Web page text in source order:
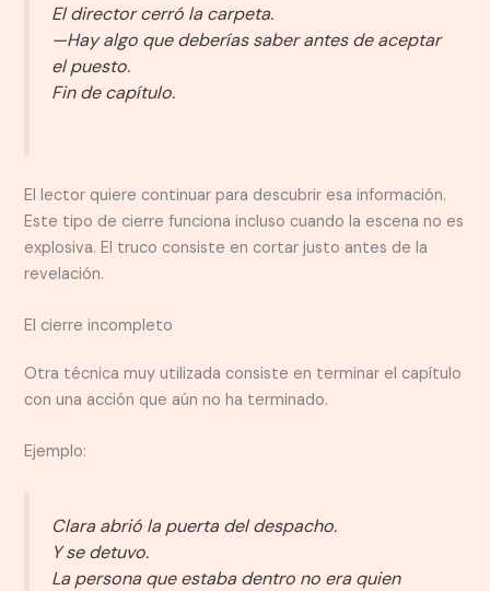
El director cerró la carpeta.
—Hay algo que deberías saber antes de aceptar
el puesto.
Fin de capítulo.
El lector quiere continuar para descubrir esa información.
Este tipo de cierre funciona incluso cuando la escena no es
explosiva. El truco consiste en cortar justo antes de la
revelación.
El cierre incompleto
Otra técnica muy utilizada consiste en terminar el capítulo
con una acción que aún no ha terminado.
Ejemplo:
Clara abrió la puerta del despacho.
Y se detuvo.
La persona que estaba dentro no era quien